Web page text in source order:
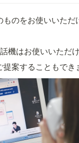
のをお使いいただ
機はお使いいただけ
案することもでき